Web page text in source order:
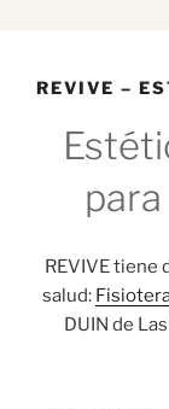
REVIVE –
REVIVE tiene
salud:
DUIN de